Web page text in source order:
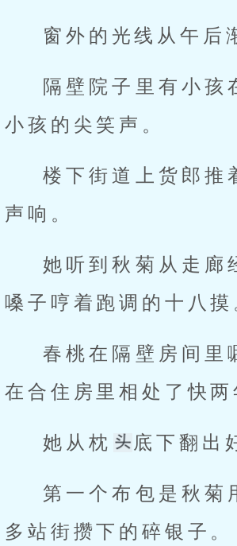
窗外的光线从午后
隔壁院子里有小孩
小孩的尖笑声。
楼下街道上货郎推
声响。
她听到秋菊从走廊
嗓子哼着跑调的十八摸
春桃在隔壁房间
在合住房里相处了快
她从枕 底下翻出
第一个布包是秋菊
多站街攒下的碎银子。